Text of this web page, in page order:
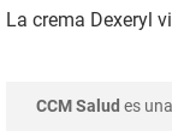
La crema Dexeryl
CCM Salud es